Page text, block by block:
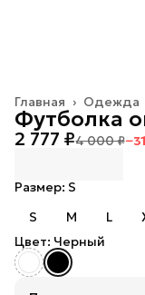
Одежда
Главная ›
Футболка
2 777 ₽4 000 ₽−
Размер: S
S
M L
Цвет: Черный